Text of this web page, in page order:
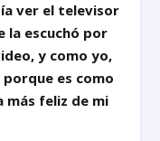
ver el televisor
la escuchó por
y como yo,
es como
más feliz de mi